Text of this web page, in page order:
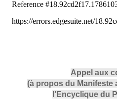
Appel aux
(à propos du Manifeste
l’Encyclique du